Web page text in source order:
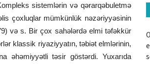
sistemlərin və qərarqəbuletmə
çoxluqlar mümkünlük nəzəriyyəsinin
və s. Bir çox sahələrdə elmi təfəkkür
klassik riyaziyyatın, təbiət elmlərinin,
əhəmiyyətli təsir göstərdi. Yuxarıda